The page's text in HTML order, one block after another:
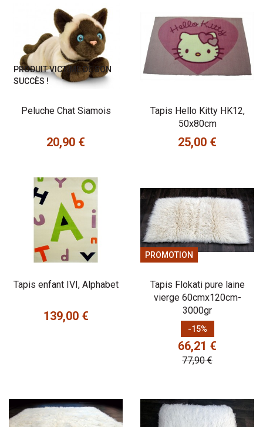
PRODUIT VICTIME DE SON
SUCCÈS !
Peluche Chat Siamois
Prix
20,90 €
Tapis Hello Kitty HK12,
50x80cm
Prix
25,00 €
Tapis enfant IVI, Alphabet
Prix
139,00 €
PROMOTION
Tapis Flokati pure laine
vierge 60cmx120cm-
3000gr
-15%
Prix
66,21 €
Prix de base
77,90 €